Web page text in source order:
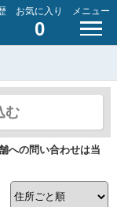
お気に入り
0
メニュー
む
への問い合わせは当